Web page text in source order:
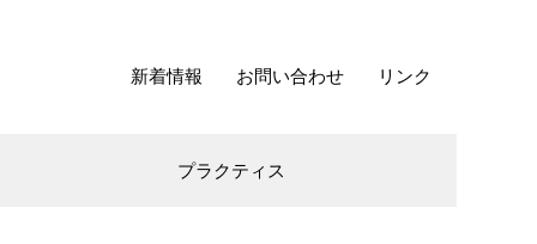
新着情報 お問い合わせ リンク
プラクティス